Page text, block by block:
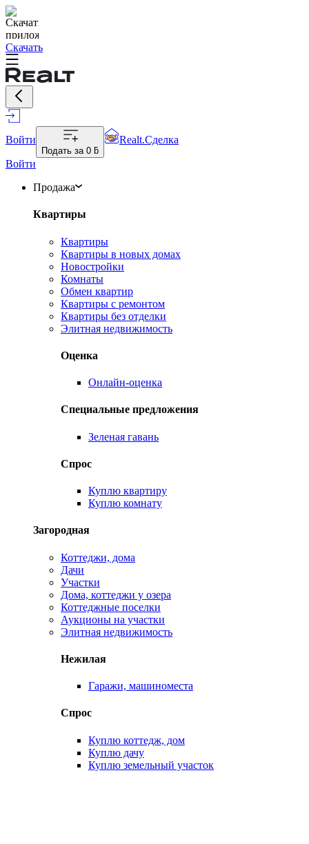
Скачать
Войти
Подать за 0 ƃ
Realt.Сделка
Войти
Продажа
Квартиры
Квартиры
Квартиры в новых домах
Новостройки
Комнаты
Обмен квартир
Квартиры с ремонтом
Квартиры без отделки
Элитная недвижимость
Оценка
Онлайн-оценка
Специальные предложения
Зеленая гавань
Спрос
Куплю квартиру
Куплю комнату
Загородная
Коттеджи, дома
Дачи
Участки
Дома, коттеджи у озера
Коттеджные поселки
Аукционы на участки
Элитная недвижимость
Нежилая
Гаражи, машиноместа
Спрос
Куплю коттедж, дом
Куплю дачу
Куплю земельный участок